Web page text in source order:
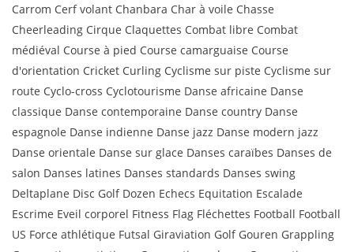
Carrom Cerf volant Chanbara Char à voile Chasse
Cheerleading Cirque Claquettes Combat libre Combat
médiéval Course à pied Course camarguaise Course
d'orientation Cricket Curling Cyclisme sur piste Cyclisme sur
route Cyclo-cross Cyclotourisme Danse africaine Danse
classique Danse contemporaine Danse country Danse
espagnole Danse indienne Danse jazz Danse modern jazz
Danse orientale Danse sur glace Danses caraïbes Danses de
salon Danses latines Danses standards Danses swing
Deltaplane Disc Golf Dozen Echecs Equitation Escalade
Escrime Eveil corporel Fitness Flag Fléchettes Football Football
US Force athlétique Futsal Giraviation Golf Gouren Grappling